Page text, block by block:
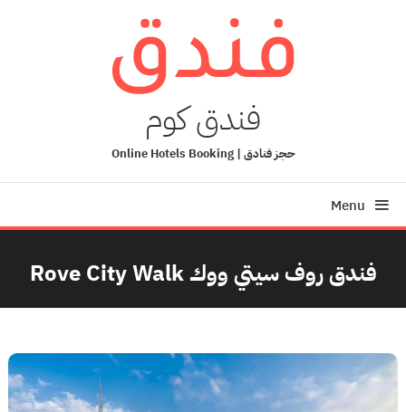
فندق كوم
حجز فنادق | Online Hotels Booking
Menu
فندق روف سيتي ووك Rove City Walk